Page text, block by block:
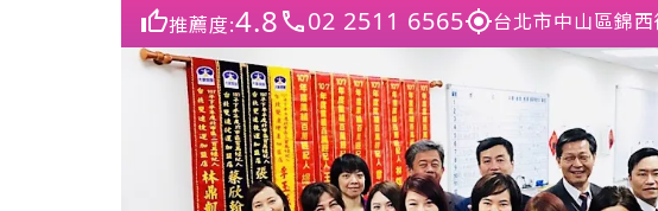
推薦度:4.8 02 2511 6565 台北市中山區錦